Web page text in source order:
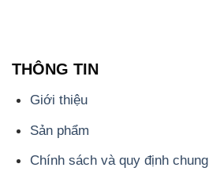
THÔNG TIN
Giới thiệu
Sản phẩm
Chính sách và quy định chung